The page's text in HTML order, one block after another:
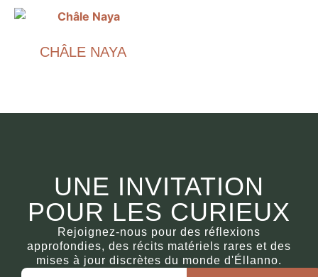
CHÂLE NAYA
UNE INVITATION
POUR LES CURIEUX
Rejoignez-nous pour des réflexions
approfondies, des récits matériels rares et des
mises à jour discrètes du monde d'Éllanno.